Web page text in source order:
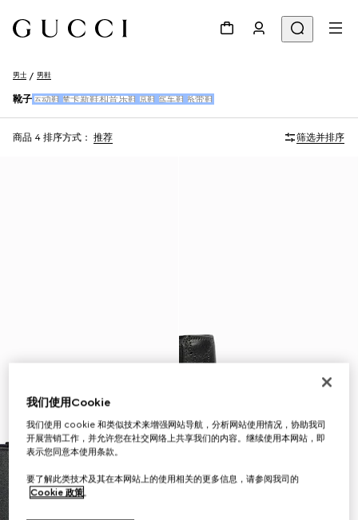
男士 男鞋
靴子 运动鞋 摩卡新鞋和音乐鞋 凉鞋 驾车鞋 系带鞋
商品 4 排序方式： 推荐 筛选并排序
我们使用Cookie
我们使用 cookie 和类似技术来增强网站导航，分析网站使用情况，协助我司
开展营销工作，并允许您在社交网络上共享我们的内容。继续使用本网站，即
表示您同意本使用条款。
要了解此类技术及其在本网站上的使用相关的更多信息，请参阅我司的
Cookie 政策。